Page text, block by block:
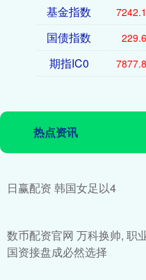
基金指数
国债指数
期指IC0
热点资讯
日赢配资 韩国女足以4
数币配资官网 万科换帅, 职
国资接盘成必然选择